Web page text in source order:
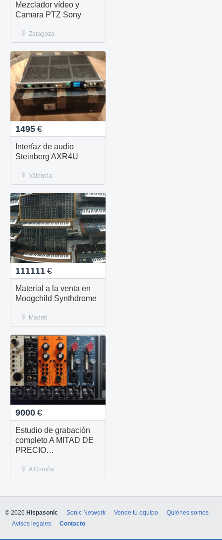
Mezclador vídeo y
Camara PTZ Sony
Zaragoza
1495 €
Interfaz de audio
Steinberg AXR4U
Valencia
111111 €
Material a la venta en
Moogchild Synthdrome
Madrid
9000 €
Estudio de grabación
completo A MITAD DE
PRECIO
A Coruña
© 2026 Hispasonic Sonic Network Vende tu equipo
Quiénes somos
Avisos legales
Contacto